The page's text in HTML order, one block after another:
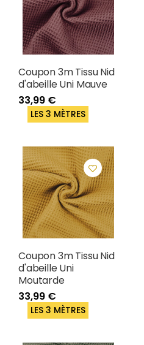
Coupon 3m Tissu Nid
d'abeille Uni Mauve
33,99 €
LES 3 MÈTRES
Coupon 3m Tissu Nid
d'abeille Uni
Moutarde
33,99 €
LES 3 MÈTRES